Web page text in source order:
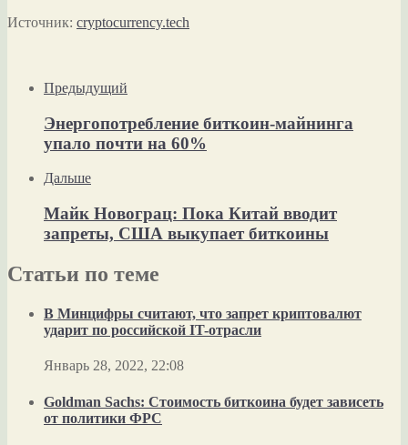
Источник: cryptocurrency.tech
Предыдущий
Энергопотребление биткоин-майнинга
упало почти на 60%
Дальше
Майк Новограц: Пока Китай вводит
запреты, США выкупает биткоины
Статьи по теме
В Минцифры считают, что запрет криптовалют
ударит по российской IT-отрасли
Январь 28, 2022, 22:08
Goldman Sachs: Стоимость биткоина будет зависеть
от политики ФРС